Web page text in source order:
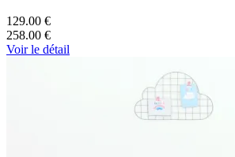
129.00 €
258.00 €
Voir le détail